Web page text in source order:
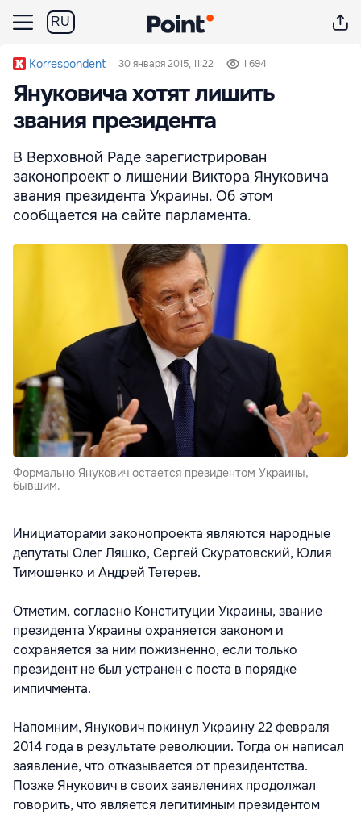
RU
Korrespondent 30 января 2015, 11:22 1 694
Януковича хотят лишить
звания президента
В Верховной Раде зарегистрирован
законопроект о лишении Виктора Януковича
звания президента Украины. Об этом
сообщается на сайте парламента.
Формально Янукович остается президентом Украины,
бывшим.
Инициаторами законопроекта являются народные
депутаты Олег Ляшко, Сергей Скуратовский, Юлия
Тимошенко и Андрей Тетерев.
Отметим, согласно Конституции Украины, звание
президента Украины охраняется законом и
сохраняется за ним пожизненно, если только
президент не был устранен с поста в порядке
импичмента.
Напомним, Янукович покинул Украину 22 февраля
2014 года в результате революции. Тогда он написал
заявление, что отказывается от президентства.
Позже Янукович в своих заявлениях продолжал
говорить, что является легитимным президентом